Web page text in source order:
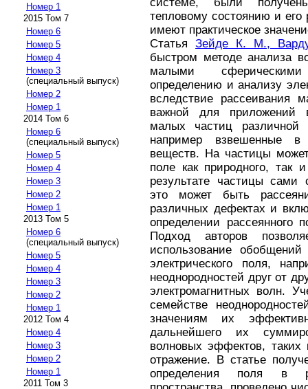
Номер 1
2015 Том 7
Номер 6
Номер 5
Номер 4
Номер 3
(специальный выпуск)
Номер 2
Номер 1
2014 Том 6
Номер 6
(специальный выпуск)
Номер 5
Номер 4
Номер 3
Номер 2
Номер 1
2013 Том 5
Номер 6
(специальный выпуск)
Номер 5
Номер 4
Номер 3
Номер 2
Номер 1
2012 Том 4
Номер 4
Номер 3
Номер 2
Номер 1
2011 Том 3
тепловому состоянию и
имеют практическое
СтатьяЗейде К. М.,
быстром методе анализа
малыми
определению и анализу
вследствие рассеивания
важной для приложений
малых частиц различной
например взвешенные
веществ. На частицы может
поле как природного, так
результате частицы сами
это может быть
различных дефектах и
определении рассеянного
Подход авторов
использование
электрического поля,
неоднородностей друг от
электромагнитных волн.
семействе
значениям их
дальнейшего их
волновых эффектов, таких
отражение. В статье
определения поля в